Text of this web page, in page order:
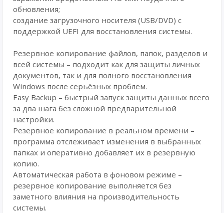
обновления;
создание загрузочного носителя (USB/DVD) с
поддержкой UEFI для восстановления системы.
Резервное копирование файлов, папок, разделов и
всей системы – подходит как для защиты личных
документов, так и для полного восстановления
Windows после серьёзных проблем.
Easy Backup – быстрый запуск защиты данных всего
за два шага без сложной предварительной
настройки.
Резервное копирование в реальном времени –
программа отслеживает изменения в выбранных
папках и оперативно добавляет их в резервную
копию.
Автоматическая работа в фоновом режиме –
резервное копирование выполняется без
заметного влияния на производительность
системы.